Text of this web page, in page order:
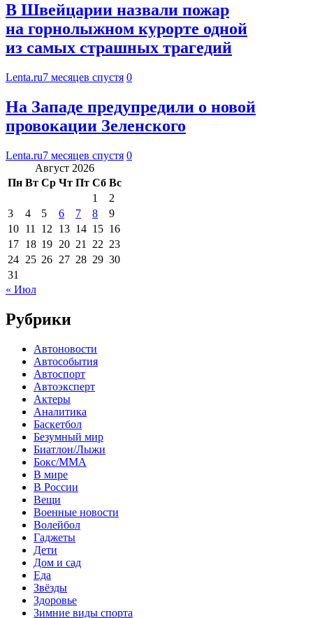
В Швейцарии назвали пожар
на горнолыжном курорте одной
из самых страшных трагедий
Lenta.ru7 месяцев спустя 0
На Западе предупредили о новой
провокации Зеленского
Lenta.ru7 месяцев спустя 0
Август 2026
Пн Вт Ср Чт Пт Сб Вс
1
2
3
4 5 6 7 8
9
10 11 12 13 14 15 16
17 18 19 20 21 22 23
24 25 26 27 28 29 30
31
« Июл
Рубрики
Автоновости
Автособытия
Автоспорт
Автоэксперт
Актеры
Аналитика
Баскетбол
Безумный мир
Биатлон/Лыжи
Бокс/MMA
В мире
В России
Вещи
Военные новости
Волейбол
Гаджеты
Дети
Дом и сад
Еда
Звёзды
Здоровье
Зимние виды спорта